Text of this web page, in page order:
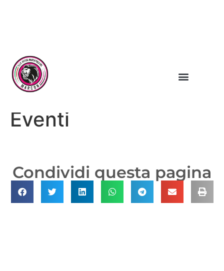
PRENOTA IL PALAZZETTO DELLO SPORT
Eventi
Condividi questa pagina